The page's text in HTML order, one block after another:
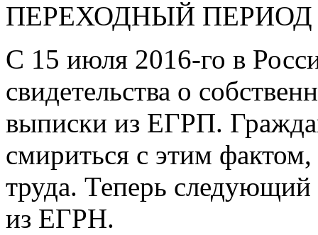
ПЕРЕХОДНЫЙ ПЕРИОД
С 15 июля 2016-го в
свидетельства о
выписки из ЕГРП.
смириться с этим
труда. Теперь
из ЕГРН.